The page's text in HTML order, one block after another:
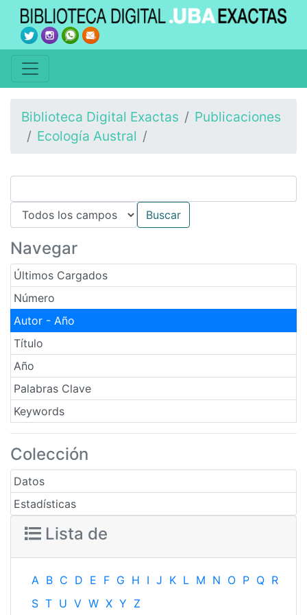
Biblioteca Digital Exactas
Publicaciones
Ecología Austral
Navegar
Últimos Cargados
Número
Autor - Año
Título
Año
Palabras Clave
Keywords
Colección
Datos
Estadísticas
Lista de
A B C D E F G H I J K L M N O P Q R
S T U V W X Y Z